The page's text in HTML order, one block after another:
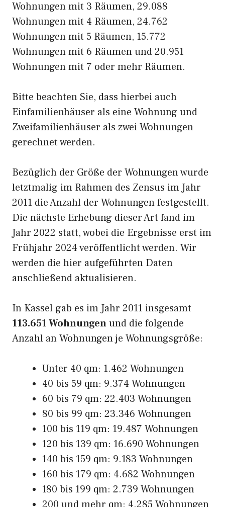
Wohnungen mit 3 Räumen, 29.088
Wohnungen mit 4 Räumen, 24.762
Wohnungen mit 5 Räumen, 15.772
Wohnungen mit 6 Räumen und 20.951
Wohnungen mit 7 oder mehr Räumen.
Bitte beachten Sie, dass hierbei auch
Einfamilienhäuser als eine Wohnung und
Zweifamilienhäuser als zwei Wohnungen
gerechnet werden.
Bezüglich der Größe der Wohnungen wurde
letztmalig im Rahmen des Zensus im Jahr
2011 die Anzahl der Wohnungen festgestellt.
Die nächste Erhebung dieser Art fand im
Jahr 2022 statt, wobei die Ergebnisse erst im
Frühjahr 2024 veröffentlicht werden. Wir
werden die hier aufgeführten Daten
anschließend aktualisieren.
In Kassel gab es im Jahr 2011 insgesamt
113.651 Wohnungenund die folgende
Anzahl an Wohnungen je Wohnungsgröße:
Unter 40 qm: 1.462 Wohnungen
40 bis 59 qm: 9.374 Wohnungen
60 bis 79 qm: 22.403 Wohnungen
80 bis 99 qm: 23.346 Wohnungen
100 bis 119 qm: 19.487 Wohnungen
120 bis 139 qm: 16.690 Wohnungen
140 bis 159 qm: 9.183 Wohnungen
160 bis 179 qm: 4.682 Wohnungen
180 bis 199 qm: 2.739 Wohnungen